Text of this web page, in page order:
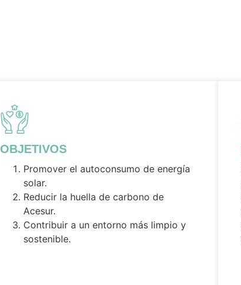
OBJETIVOS
Promover el autoconsumo de energía
solar.
Reducir la huella de carbono de
Acesur.
Contribuir a un entorno más limpio y
sostenible.